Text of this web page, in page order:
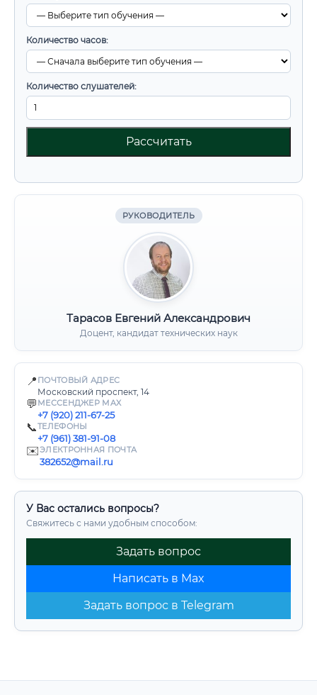
Количество часов:
Количество слушателей:
Рассчитать
РУКОВОДИТЕЛЬ
Тарасов Евгений Александрович
Доцент, кандидат технических наук
📍 ПОЧТОВЫЙ АДРЕС
Московский проспект, 14
💬 МЕССЕНДЖЕР MAX
+7 (920) 211-67-25
📞ТЕЛЕФОНЫ
+7 (961) 381-91-08
✉️ЭЛЕКТРОННАЯ ПОЧТА
382652@mail.ru
У Вас остались вопросы?
Свяжитесь с нами удобным способом:
Задать вопрос
Написать в Max
Задать вопрос в Telegram